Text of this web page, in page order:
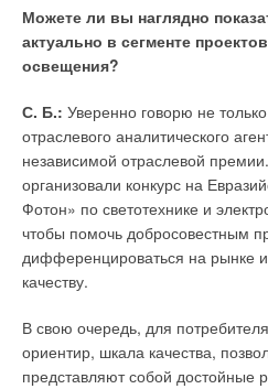
Можете ли вы наглядно
актуально в сегменте
освещения?
С. Б.: Уверенно говорю не
отраслевого аналитического
независимой отраслевой
организовали конкурс на
Фотон» по светотехнике и
чтобы помочь добросовестным
дифференцироваться на рынке
качеству.
В свою очередь, для
ориентир, шкала качества,
представляют собой достойные
Комментарии
В этой теме еще нет комментариев
Добавить комментарий
возобновляемой энергетики
строительство новых газовых
а вскоре станет выгоднее
в экономике позволил бы
существующих угольных
новых проектов возобновляемой
Обилие экологически
также может помочь удалить
мировых транспортных и
По прогнозам BNEF, спрос на
международном
обществе Det Norske Veritas —
полагают, что к тому же году